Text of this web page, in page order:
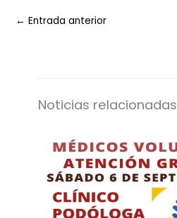
← Entrada anterior
Noticias relacionadas